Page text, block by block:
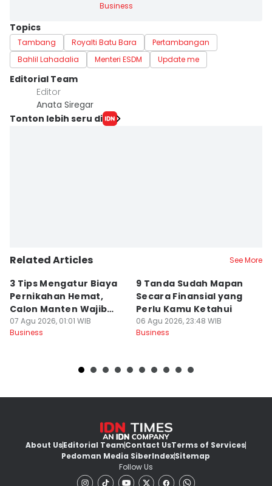
Business
Topics
Tambang Royalti Batu Bara
Pertambangan
Bahlil Lahadalia
Menteri ESDM Update me
Editorial Team
Editor
Anata Siregar
Tonton lebih seru di
Related Articles See More
3 Tips Mengatur Biaya
Pernikahan Hemat,
Calon Manten Wajib
Nyimak!
07 Agu 2026, 01:01 WIB
Business
9 Tanda Sudah Mapan
Secara Finansial yang
Perlu Kamu Ketahui
06 Agu 2026, 23:48 WIB
Business
About UsEditorial TeamContact UsTerms of Services
Pedoman Media SiberIndexSitemap
Follow Us